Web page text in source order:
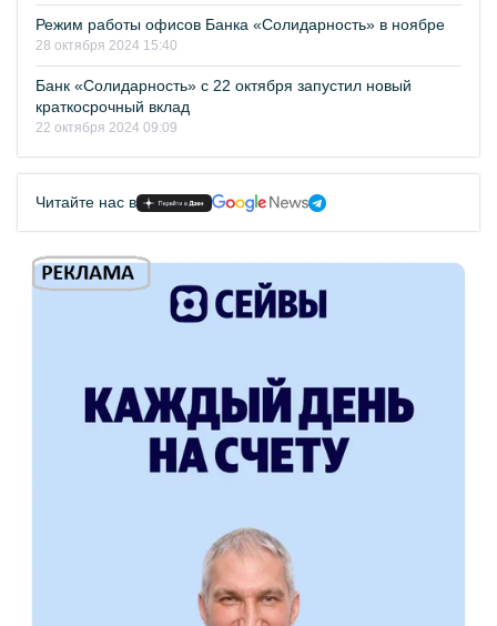
Режим работы офисов Банка «Солидарность» в ноябре
28 октября 2024 15:40
Банк «Солидарность» с 22 октября запустил новый
краткосрочный вклад
22 октября 2024 09:09
Читайте нас в